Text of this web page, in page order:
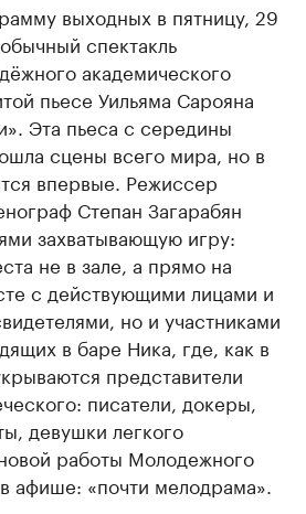
выходных в пятницу, 29
спектакль
академического
пьесе Уильяма Сарояна
Эта пьеса с середины
сцены всего мира, но в
впервые. Режиссер
Степан Загарабян
захватывающую игру:
не в зале, а прямо на
с действующими лицами и
но и участниками
в баре Ника, где, как в
представители
писатели, докеры,
девушки легкого
работы Молодежного
афише: «почти мелодрама».